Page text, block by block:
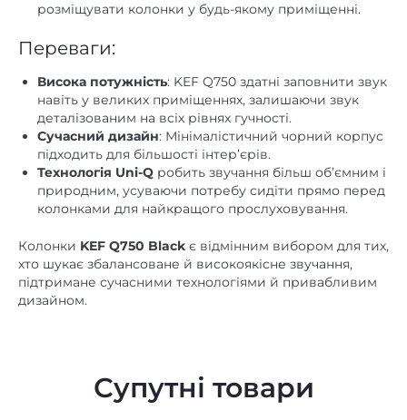
розміщувати колонки у будь-якому приміщенні.
Переваги:
Висока потужність: KEF Q750 здатні заповнити звук
навіть у великих приміщеннях, залишаючи звук
деталізованим на всіх рівнях гучності.
Сучасний дизайн: Мінімалістичний чорний корпус
підходить для більшості інтер’єрів.
Технологія Uni-Q робить звучання більш об’ємним і
природним, усуваючи потребу сидіти прямо перед
колонками для найкращого прослуховування.
Колонки KEF Q750 Black є відмінним вибором для тих,
хто шукає збалансоване й високоякісне звучання,
підтримане сучасними технологіями й привабливим
дизайном.
Супутні товари